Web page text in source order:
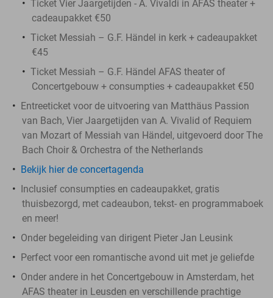
Ticket Vier Jaargetijden - A. Vivaldi in AFAS theater +
cadeaupakket €50
Ticket Messiah – G.F. Händel in kerk + cadeaupakket
€45
Ticket Messiah – G.F. Händel AFAS theater of
Concertgebouw + consumpties + cadeaupakket €50
Entreeticket voor de uitvoering van Matthäus Passion
van Bach, Vier Jaargetijden van A. Vivalid of Requiem
van Mozart of Messiah van Händel, uitgevoerd door The
Bach Choir & Orchestra of the Netherlands
Bekijk hier de concertagenda
Inclusief consumpties en cadeaupakket, gratis
thuisbezorgd, met cadeaubon, tekst- en programmaboek
en meer!
Onder begeleiding van dirigent Pieter Jan Leusink
Perfect voor een romantische avond uit met je geliefde
Onder andere in het Concertgebouw in Amsterdam, het
AFAS theater in Leusden en verschillende prachtige